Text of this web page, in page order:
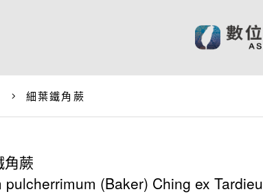
細葉鐵角蕨
角蕨
pulcherrimum (Baker) Ching ex Tardieu